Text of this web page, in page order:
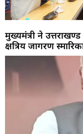
मुख्यमंत्री ने
क्षत्रिय जागरण